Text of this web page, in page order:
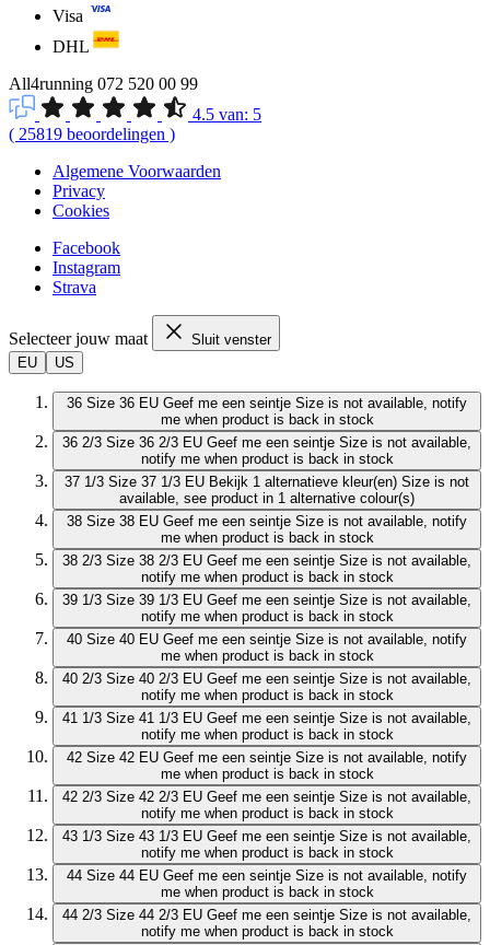
Visa
DHL
All4running 072 520 00 99
4.5 van: 5
( 25819 beoordelingen )
Algemene Voorwaarden
Privacy
Cookies
Facebook
Instagram
Strava
Selecteer jouw maat
Sluit venster
EU
US
36 Size 36 EU Geef me een seintje Size is not available, notify
me when product is back in stock
36 2/3 Size 36 2/3 EU Geef me een seintje Size is not available,
notify me when product is back in stock
37 1/3 Size 37 1/3 EU Bekijk 1 alternatieve kleur(en) Size is not
available, see product in 1 alternative colour(s)
38 Size 38 EU Geef me een seintje Size is not available, notify
me when product is back in stock
38 2/3 Size 38 2/3 EU Geef me een seintje Size is not available,
notify me when product is back in stock
39 1/3 Size 39 1/3 EU Geef me een seintje Size is not available,
notify me when product is back in stock
40 Size 40 EU Geef me een seintje Size is not available, notify
me when product is back in stock
40 2/3 Size 40 2/3 EU Geef me een seintje Size is not available,
notify me when product is back in stock
41 1/3 Size 41 1/3 EU Geef me een seintje Size is not available,
notify me when product is back in stock
42 Size 42 EU Geef me een seintje Size is not available, notify
me when product is back in stock
42 2/3 Size 42 2/3 EU Geef me een seintje Size is not available,
notify me when product is back in stock
43 1/3 Size 43 1/3 EU Geef me een seintje Size is not available,
notify me when product is back in stock
44 Size 44 EU Geef me een seintje Size is not available, notify
me when product is back in stock
44 2/3 Size 44 2/3 EU Geef me een seintje Size is not available,
notify me when product is back in stock